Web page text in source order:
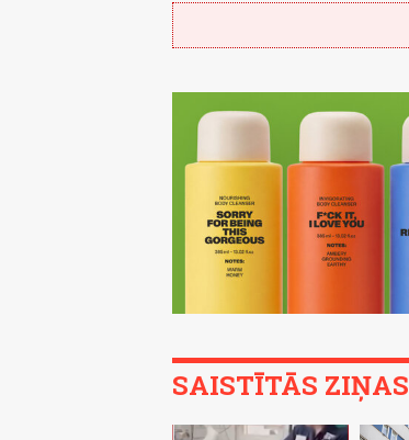
SAISTĪTĀS ZIŅAS